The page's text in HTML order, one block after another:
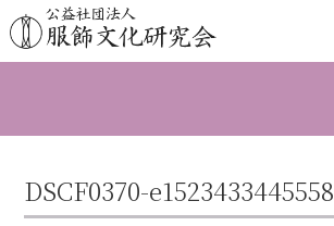
DSCF0370-e1523433445558